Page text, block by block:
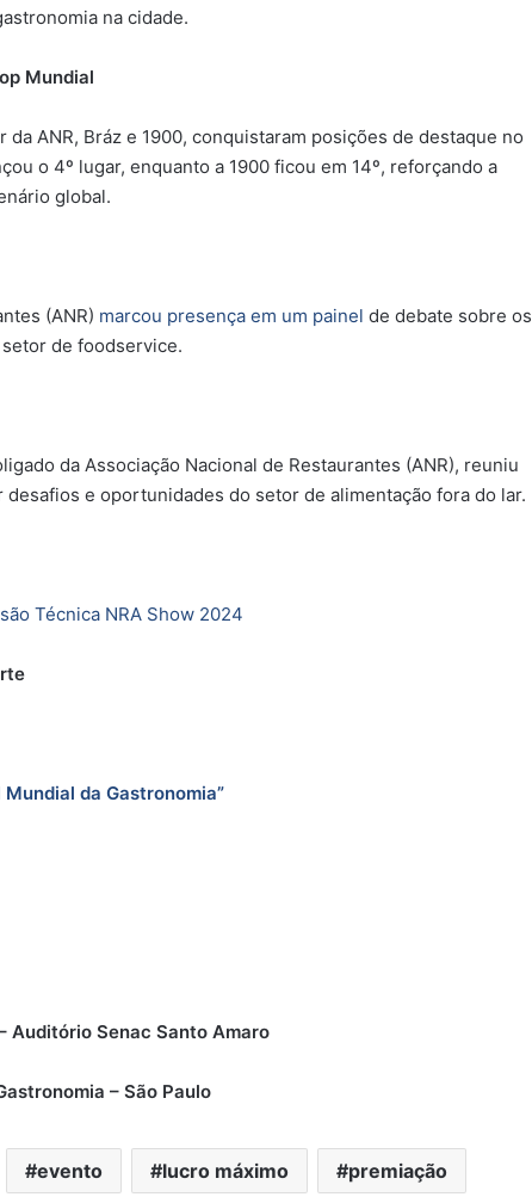
na cidade.
Mundial
ANR, Bráz e 1900, conquistaram posições de destaque no
o 4º lugar, enquanto a 1900 ficou em 14º, reforçando a
global.
(ANR) marcou presença em um painel de debate sobre os
de foodservice.
da Associação Nacional de Restaurantes (ANR), reuniu
e oportunidades do setor de alimentação fora do lar.
Técnica NRA Show 2024
da Gastronomia”
Auditório Senac Santo Amaro
– São Paulo
evento lucro máximo premiação